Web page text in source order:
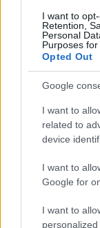
I want to
Retention,
Personal
Purposes for
Opted Out
Google
I want to
related to
device
I want to
Google for
I want to
personalized
meg e-mail